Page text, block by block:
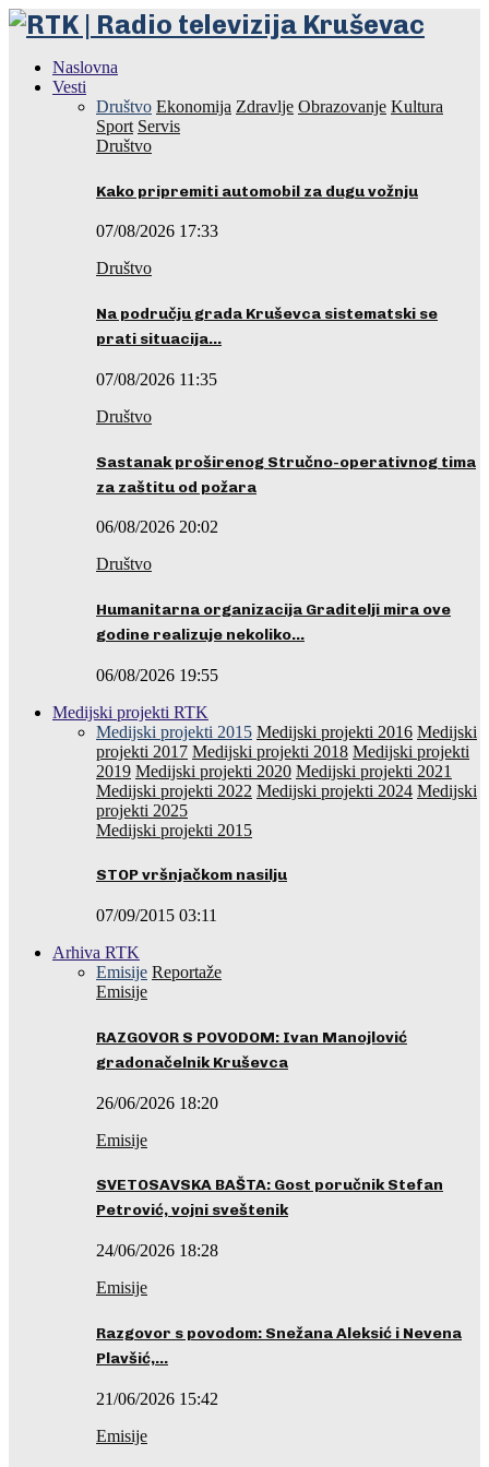
Naslovna
Vesti
Društvo Ekonomija Zdravlje Obrazovanje Kultura
Sport Servis
Društvo
Kako pripremiti automobil za dugu vožnju
07/08/2026 17:33
Društvo
Na području grada Kruševca sistematski se
prati situacija…
07/08/2026 11:35
Društvo
Sastanak proširenog Stručno-operativnog tima
za zaštitu od požara
06/08/2026 20:02
Društvo
Humanitarna organizacija Graditelji mira ove
godine realizuje nekoliko…
06/08/2026 19:55
Medijski projekti RTK
Medijski projekti 2015 Medijski projekti 2016 Medijski
projekti 2017 Medijski projekti 2018 Medijski projekti
2019 Medijski projekti 2020 Medijski projekti 2021
Medijski projekti 2022 Medijski projekti 2024 Medijski
projekti 2025
Medijski projekti 2015
STOP vršnjačkom nasilju
07/09/2015 03:11
Arhiva RTK
Emisije Reportaže
Emisije
RAZGOVOR S POVODOM: Ivan Manojlović
gradonačelnik Kruševca
26/06/2026 18:20
Emisije
SVETOSAVSKA BAŠTA: Gost poručnik Stefan
Petrović, vojni sveštenik
24/06/2026 18:28
Emisije
Razgovor s povodom: Snežana Aleksić i Nevena
Plavšić,…
21/06/2026 15:42
Emisije